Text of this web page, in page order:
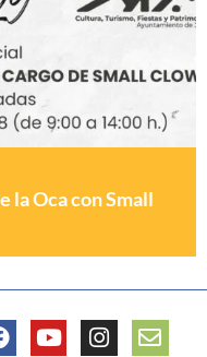
la Oca con Small